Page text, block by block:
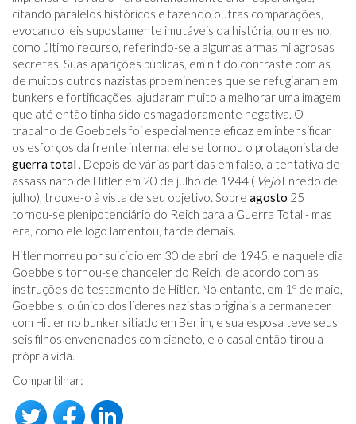
citando paralelos históricos e fazendo outras comparações,
evocando leis supostamente imutáveis ​​da história, ou mesmo,
como último recurso, referindo-se a algumas armas milagrosas
secretas. Suas aparições públicas, em nítido contraste com as
de muitos outros nazistas proeminentes que se refugiaram em
bunkers e fortificações, ajudaram muito a melhorar uma imagem
que até então tinha sido esmagadoramente negativa. O
trabalho de Goebbels foi especialmente eficaz em intensificar
os esforços da frente interna: ele se tornou o protagonista de
guerra total . Depois de várias partidas em falso, a tentativa de
assassinato de Hitler em 20 de julho de 1944 ( VejoEnredo de
julho), trouxe-o à vista de seu objetivo. Sobre agosto 25
tornou-se plenipotenciário do Reich para a Guerra Total - mas
era, como ele logo lamentou, tarde demais.
Hitler morreu por suicídio em 30 de abril de 1945, e naquele dia
Goebbels tornou-se chanceler do Reich, de acordo com as
instruções do testamento de Hitler. No entanto, em 1º de maio,
Goebbels, o único dos líderes nazistas originais a permanecer
com Hitler no bunker sitiado em Berlim, e sua esposa teve seus
seis filhos envenenados com cianeto, e o casal então tirou a
própria vida.
Compartilhar: